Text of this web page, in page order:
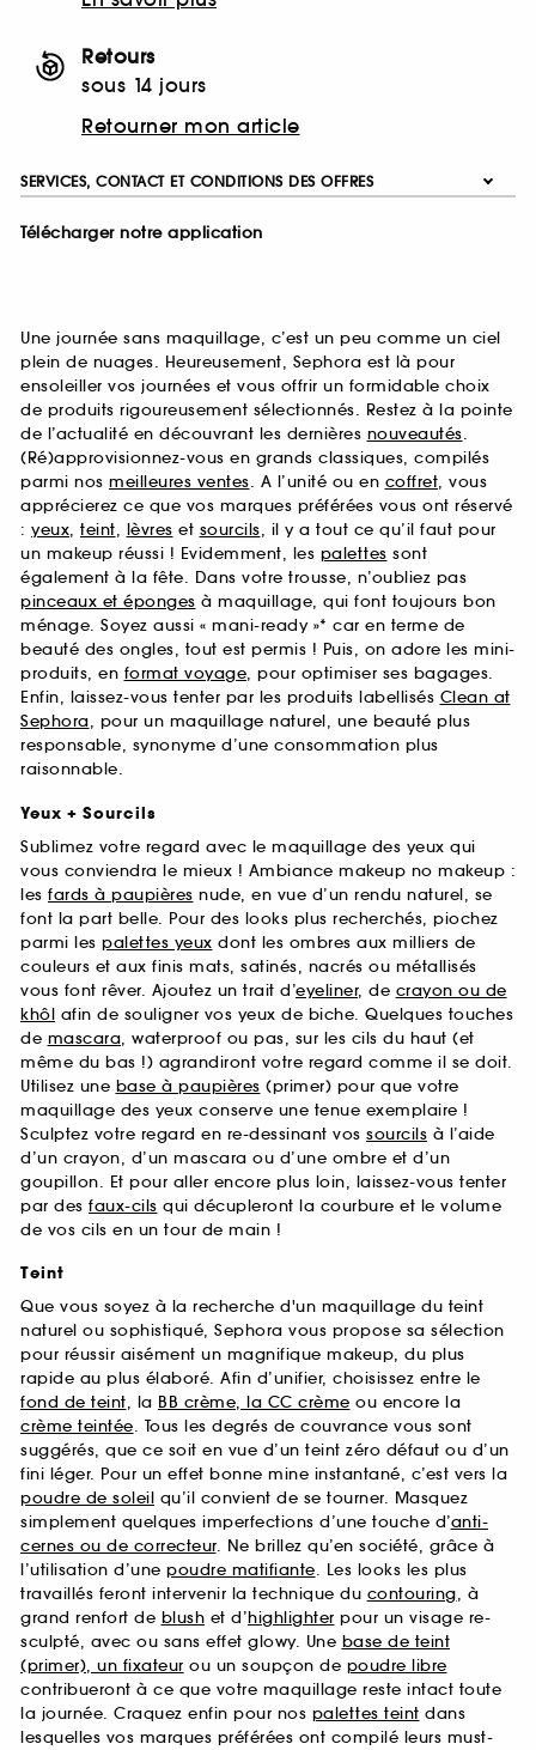
Retours
sous 14 jours
Retourner mon article
SERVICES, CONTACT ET CONDITIONS DES OFFRES
Télécharger notre application
Une journée sans maquillage, c’est un peu comme un ciel
plein de nuages. Heureusement, Sephora est là pour
ensoleiller vos journées et vous offrir un formidable choix
de produits rigoureusement sélectionnés. Restez à la pointe
de l’actualité en découvrant les dernières nouveautés.
(Ré)approvisionnez-vous en grands classiques, compilés
parmi nos meilleures ventes. A l’unité ou en coffret, vous
apprécierez ce que vos marques préférées vous ont réservé
: yeux, teint, lèvres et sourcils, il y a tout ce qu’il faut pour
un makeup réussi ! Evidemment, les palettes sont
également à la fête. Dans votre trousse, n’oubliez pas
pinceaux et éponges à maquillage, qui font toujours bon
ménage. Soyez aussi « mani-ready »* car en terme de
beauté des ongles, tout est permis ! Puis, on adore les mini-
produits, en format voyage, pour optimiser ses bagages.
Enfin, laissez-vous tenter par les produits labellisés Clean at
Sephora, pour un maquillage naturel, une beauté plus
responsable, synonyme d’une consommation plus
raisonnable.
Yeux + Sourcils
Sublimez votre regard avec le maquillage des yeux qui
vous conviendra le mieux ! Ambiance makeup no makeup :
les fards à paupières nude, en vue d’un rendu naturel, se
font la part belle. Pour des looks plus recherchés, piochez
parmi les palettes yeux dont les ombres aux milliers de
couleurs et aux finis mats, satinés, nacrés ou métallisés
vous font rêver. Ajoutez un trait d’eyeliner, de crayon ou de
khôl afin de souligner vos yeux de biche. Quelques touches
de mascara, waterproof ou pas, sur les cils du haut (et
même du bas !) agrandiront votre regard comme il se doit.
Utilisez une base à paupières (primer) pour que votre
maquillage des yeux conserve une tenue exemplaire !
Sculptez votre regard en re-dessinant vos sourcils à l’aide
d’un crayon, d’un mascara ou d’une ombre et d’un
goupillon. Et pour aller encore plus loin, laissez-vous tenter
par des faux-cils qui décupleront la courbure et le volume
de vos cils en un tour de main !
Teint
Que vous soyez à la recherche d'un maquillage du teint
naturel ou sophistiqué, Sephora vous propose sa sélection
pour réussir aisément un magnifique makeup, du plus
rapide au plus élaboré. Afin d’unifier, choisissez entre le
fond de teint, la BB crème, la CC crème ou encore la
crème teintée. Tous les degrés de couvrance vous sont
suggérés, que ce soit en vue d’un teint zéro défaut ou d’un
fini léger. Pour un effet bonne mine instantané, c’est vers la
poudre de soleil qu’il convient de se tourner. Masquez
simplement quelques imperfections d’une touche d’anti-
cernes ou de correcteur. Ne brillez qu’en société, grâce à
l’utilisation d’une poudre matifiante. Les looks les plus
travaillés feront intervenir la technique du contouring, à
grand renfort de blush et d’highlighter pour un visage re-
sculpté, avec ou sans effet glowy. Une base de teint
(primer), un fixateur ou un soupçon de poudre libre
contribueront à ce que votre maquillage reste intact toute
la journée. Craquez enfin pour nos palettes teint dans
lesquelles vos marques préférées ont compilé leurs must-